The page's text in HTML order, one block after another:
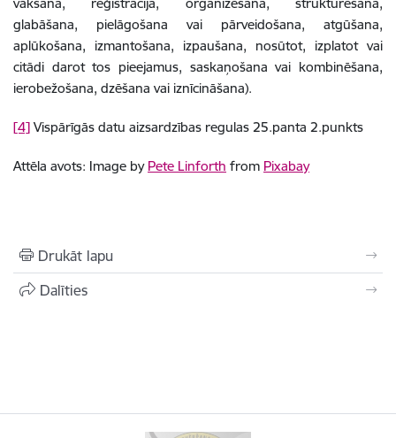
glabāšana, pielāgošana vai pārveidošana, atgūšana,
aplūkošana, izmantošana, izpaušana, nosūtot, izplatot vai
citādi darot tos pieejamus, saskaņošana vai kombinēšana,
ierobežošana, dzēšana vai iznīcināšana).
[4] Vispārīgās datu aizsardzības regulas 25.panta 2.punkts
Attēla avots: Image by Pete Linforth from Pixabay
Drukāt lapu
Dalīties